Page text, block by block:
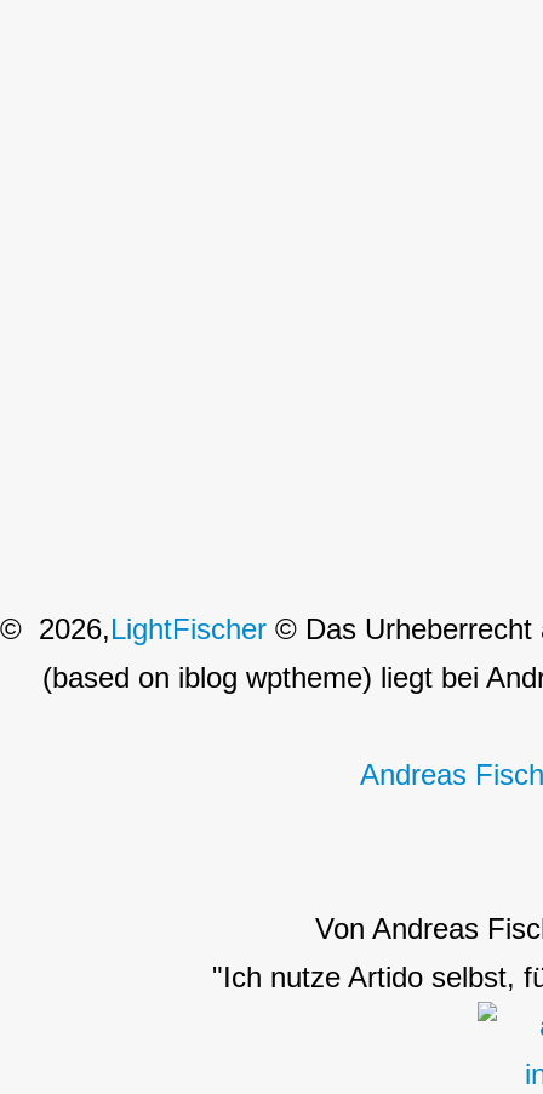
© 2026,LightFischer © Das Urheberrecht
(based on iblog wptheme) liegt bei
Andreas
Von Andreas
"Ich nutze Artido selbst,